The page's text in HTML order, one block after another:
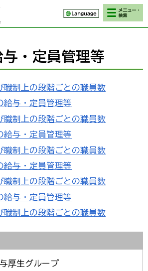
検索・メニ
ュー
・定員管理等
職制上の段階ごとの職員数
給与・定員管理等
職制上の段階ごとの職員数
給与・定員管理等
職制上の段階ごとの職員数
給与・定員管理等
職制上の段階ごとの職員数
給与・定員管理等
職制上の段階ごとの職員数
厚生グループ